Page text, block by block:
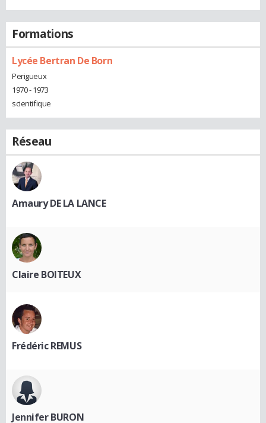
Formations
Lycée Bertran De Born
Perigueux
1970 - 1973
scientifique
Réseau
Amaury DE LA LANCE
Claire BOITEUX
Frédéric REMUS
Jennifer BURON